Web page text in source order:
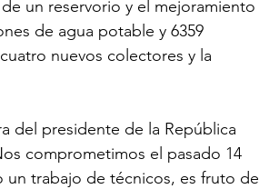
un reservorio y el mejoramiento
de agua potable y 6359
nuevos colectores y la
del presidente de la República
comprometimos el pasado 14
trabajo de técnicos, es fruto de